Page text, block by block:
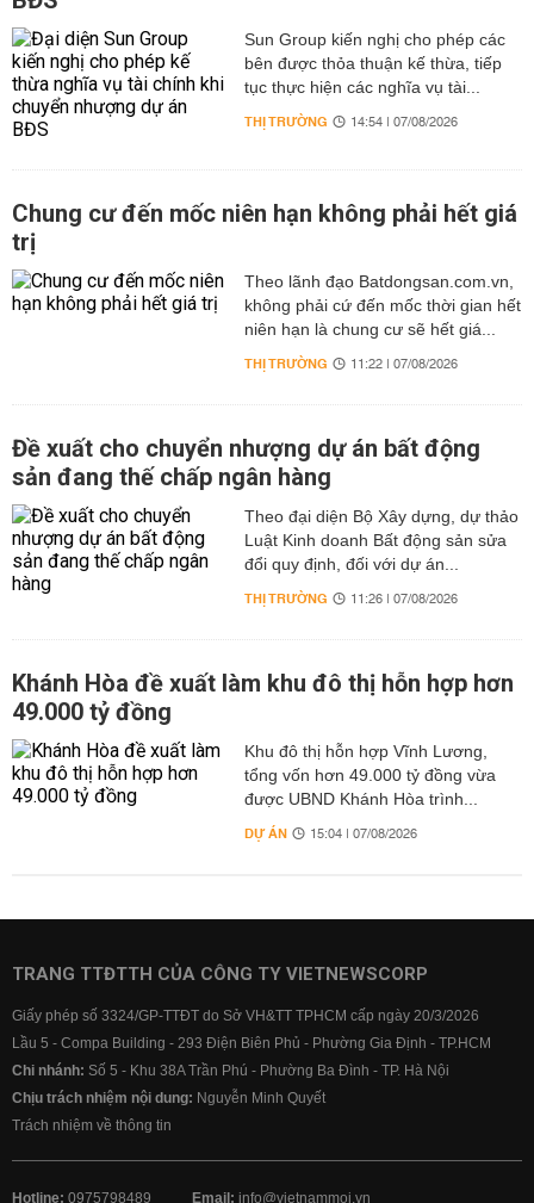
Sun Group kiến nghị cho phép các
bên được thỏa thuận kế thừa, tiếp
tục thực hiện các nghĩa vụ tài...
THỊ TRƯỜNG 14:54 | 07/08/2026
Chung cư đến mốc niên hạn không phải hết giá
trị
Theo lãnh đạo Batdongsan.com.vn,
không phải cứ đến mốc thời gian hết
niên hạn là chung cư sẽ hết giá...
THỊ TRƯỜNG 11:22 | 07/08/2026
Đề xuất cho chuyển nhượng dự án bất động
sản đang thế chấp ngân hàng
Theo đại diện Bộ Xây dựng, dự thảo
Luật Kinh doanh Bất động sản sửa
đổi quy định, đối với dự án...
THỊ TRƯỜNG 11:26 | 07/08/2026
Khánh Hòa đề xuất làm khu đô thị hỗn hợp hơn
49.000 tỷ đồng
Khu đô thị hỗn hợp Vĩnh Lương,
tổng vốn hơn 49.000 tỷ đồng vừa
được UBND Khánh Hòa trình...
DỰ ÁN 15:04 | 07/08/2026
TRANG TTĐTTH CỦA CÔNG TY VIETNEWSCORP
Giấy phép số 3324/GP-TTĐT do Sở VH&TT TPHCM cấp ngày 20/3/2026
Lầu 5 - Compa Building - 293 Điện Biên Phủ - Phường Gia Định - TP.HCM
Chi nhánh: Số 5 - Khu 38A Trần Phú - Phường Ba Đình - TP. Hà Nội
Chịu trách nhiệm nội dung: Nguyễn Minh Quyết
Trách nhiệm về thông tin
Hotline: 0975798489 Email: info@vietnammoi.vn